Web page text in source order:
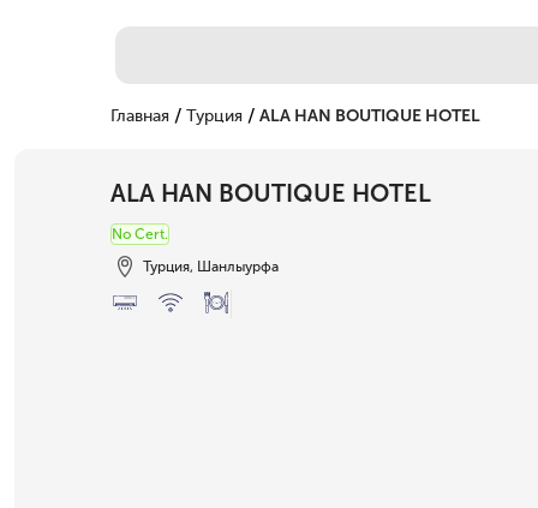
Главная / Турция / ALA HAN BOUTIQUE HOTEL
ALA HAN BOUTIQUE HOTEL
No Cert.
Турция, Шанлыурфа